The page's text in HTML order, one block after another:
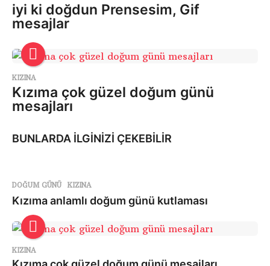
iyi ki doğdun Prensesim, Gif
mesajlar
KIZINA
Kızıma çok güzel doğum günü
mesajları
BUNLARDA İLGİNİZİ ÇEKEBİLİR
DOĞUM GÜNÜ ,KIZINA
Kızıma anlamlı doğum günü kutlaması
KIZINA